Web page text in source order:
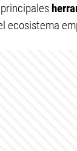
ecosistema